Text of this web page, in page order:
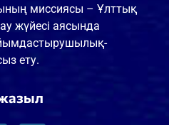
миссиясы – Ұлттық
жүйесі аясында
ету.